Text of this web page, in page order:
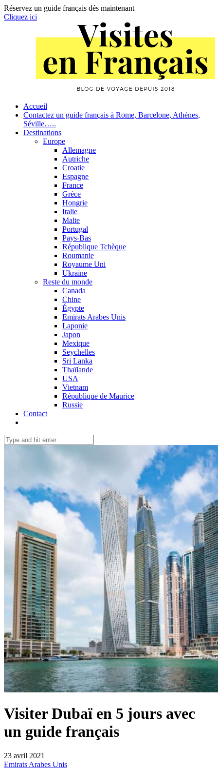
Réservez un guide français dés maintenant
Cliquez ici
Primary
Navigation
Accueil
Contactez un guide français à Rome, Barcelone, Athènes,
Séville…..
Destinations
Europe
Allemagne
Autriche
Croatie
Espagne
France
Grèce
Hongrie
Italie
Malte
Portugal
Pays-Bas
République Tchèque
Roumanie
Royaume Uni
Ukraine
Reste du monde
Canada
Chine
Égypte
Emirats Arabes Unis
Laponie
Japon
Mexique
Seychelles
Sri Lanka
Thaïlande
USA
Vietnam
République de Maurice
Russie
Contact
Visiter Dubaï en 5 jours avec
un guide français
23 avril 2021
Emirats Arabes Unis